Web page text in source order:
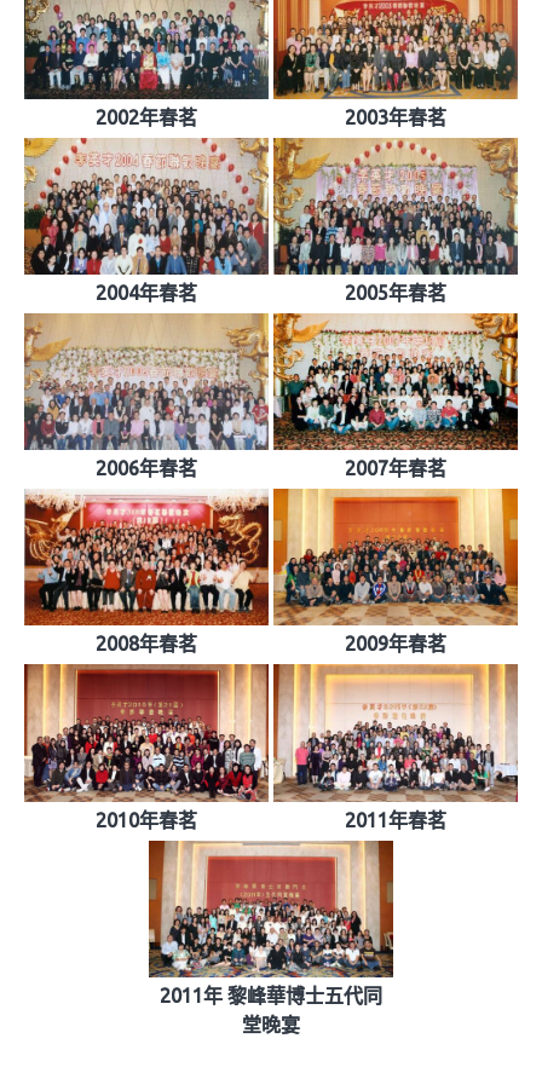
2002年春茗 2003年春茗
2004年春茗 2005年春茗
2006年春茗 2007年春茗
2008年春茗 2009年春茗
2010年春茗 2011年春茗
2011年 黎峰華博士五代同
堂晚宴